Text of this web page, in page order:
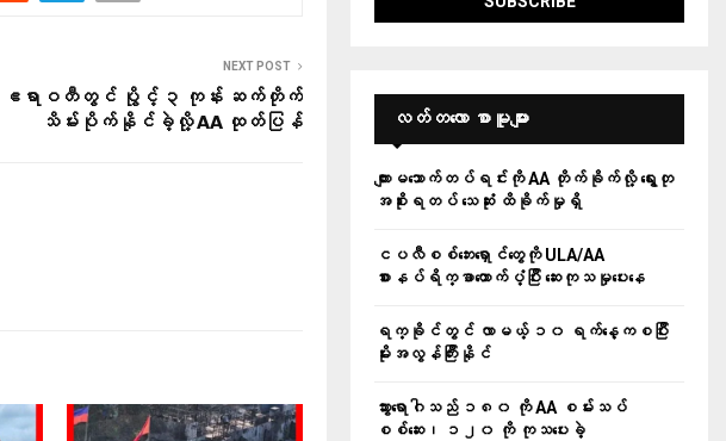
NEXT POST
ဧရာဝတီတွင် ပွိုင့် ၃ ကုန်း ဆက်တိုက်
သိမ်းပိုက်နိုင်ခဲ့လို့ AA ထုတ်ပြန်
လတ်တ‌လော စာမူများ
ကျားမသောက်တပ်ရင်းကို AA တိုက်ခိုက်လို့ ရွေးတု
အစိုးရတပ် သေဆုံး ထိခိုက်မှုရှိ
ငပလီစစ်ဘေးရှောင်တွေကို ULA/AA
စားနပ်ရိက္ခာထောက်ပံ့ပြီး ဆေးကုသမှုပေးနေ
ရက္ခိုင်တွင် လာမယ့် ၁၀ ရက်နေ့ကစပြီး
မိုးအလွန်ကြီးနိုင်
သွားရောဂါသည် ၁၈၀ ကို AA စမ်းသပ်
စစ်ဆေး၊ ၁၂၀ ကို ကုသပေးခဲ့